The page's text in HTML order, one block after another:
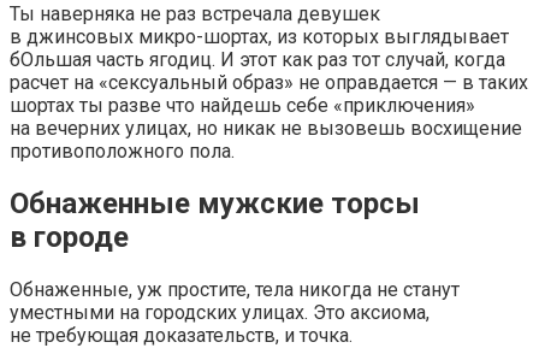
Ты наверняка не раз встречала девушек
в джинсовых микро-шортах, из которых выглядывает
бОльшая часть ягодиц. И этот как раз тот случай, когда
расчет на «сексуальный образ» не оправдается — в таких
шортах ты разве что найдешь себе «приключения»
на вечерних улицах, но никак не вызовешь восхищение
противоположного пола.
Обнаженные мужские торсы
в городе
Обнаженные, уж простите, тела никогда не станут
уместными на городских улицах. Это аксиома,
не требующая доказательств, и точка.